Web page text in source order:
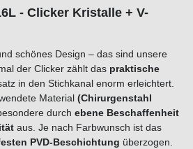
- Clicker Kristalle + V-
schönes Design – das sind unsere
der Clicker zählt das praktische
in den Stichkanal enorm erleichtert.
Material (Chirurgenstahl
durch ebene Beschaffenheit
aus. Je nach Farbwunsch ist das
PVD-Beschichtung überzogen.